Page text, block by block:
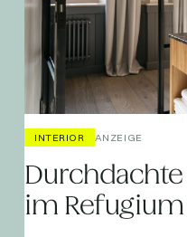
INTERIOR ANZEIGE
im Refugium